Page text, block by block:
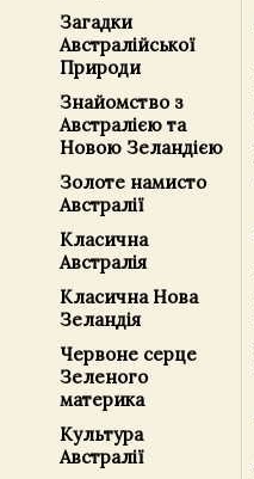
Загадки
Австралійської
Природи
Знайомство з
Австралією та
Новою Зеландією
Золоте намисто
Австралії
Класична
Австралія
Класична Нова
Зеландія
Червоне серце
Зеленого
материка
Культура
Австралії